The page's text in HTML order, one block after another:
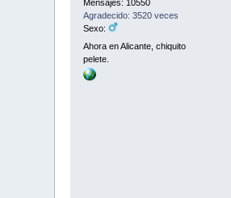
Mensajes: 10550
Agradecido: 3520 veces
Sexo:
Ahora en Alicante, chiquito
pelete.